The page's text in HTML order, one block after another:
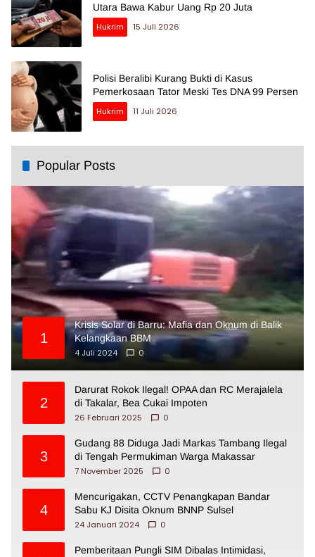
Utara Bawa Kabur Uang Rp 20 Juta
Hukrim
15 Juli 2026
Polisi Beralibi Kurang Bukti di Kasus
Pemerkosaan Tator Meski Tes DNA 99 Persen
Hukrim
11 Juli 2026
Popular Posts
1
Krisis Solar di Barru: Mafia dan Oknum di Balik
Kelangkaan BBM
4 Juli 2024
0
2
Darurat Rokok Ilegal! OPAA dan RC Merajalela
di Takalar, Bea Cukai Impoten
26 Februari 2025
0
3
Gudang 88 Diduga Jadi Markas Tambang Ilegal
di Tengah Permukiman Warga Makassar
7 November 2025
0
4
Mencurigakan, CCTV Penangkapan Bandar
Sabu KJ Disita Oknum BNNP Sulsel
24 Januari 2024
0
Pemberitaan Pungli SIM Dibalas Intimidasi,